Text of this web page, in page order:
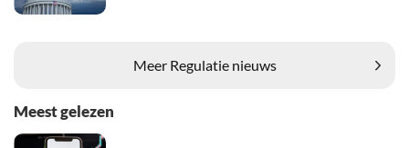
Meer Regulatie nieuws
Meest gelezen